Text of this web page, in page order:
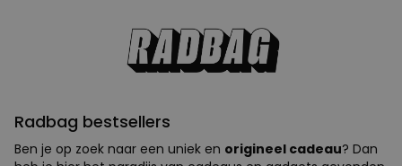
Radbag bestsellers
Ben je op zoek naar een uniek en origineel cadeau? Dan